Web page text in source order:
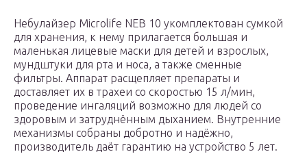
Небулайзер Microlife NEB 10 укомплектован сумкой
для хранения, к нему прилагается большая и
маленькая лицевые маски для детей и взрослых,
мундштуки для рта и носа, а также сменные
фильтры. Аппарат расщепляет препараты и
доставляет их в трахеи со скоростью 15 л/мин,
проведение ингаляций возможно для людей со
здоровым и затруднённым дыханием. Внутренние
механизмы собраны добротно и надёжно,
производитель даёт гарантию на устройство 5 лет.